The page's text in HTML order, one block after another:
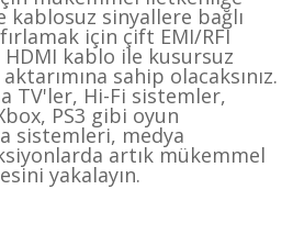
sinyallere bağlı
için çift EMI/RFI
kablo ile kusursuz
sahip olacaksınız.
TV'ler, Hi-Fi sistemler,
PS3 gibi oyun
sistemleri, medya
artık mükemmel
yakalayın.